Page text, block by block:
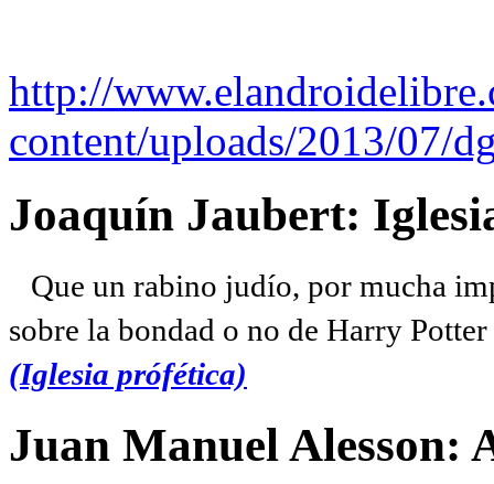
http://
content/uploads/2013/07/
Joaquín Jaubert:
Que un rabino judío, por mucha
sobre la bondad o no de Harry
(Iglesia prófética)
Juan Manuel Alesson: